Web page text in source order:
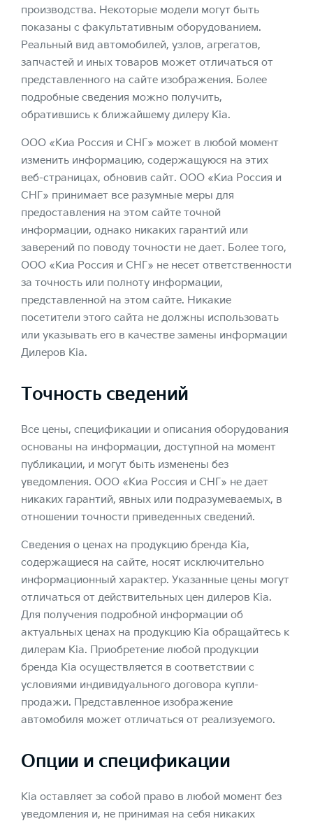
производства. Некоторые модели могут быть
показаны с факультативным оборудованием.
Реальный вид автомобилей, узлов, агрегатов,
запчастей и иных товаров может отличаться от
представленного на сайте изображения. Более
подробные сведения можно получить,
обратившись к ближайшему дилеру Kia.
ООО «Киа Россия и СНГ» может в любой момент
изменить информацию, содержащуюся на этих
веб-страницах, обновив сайт. ООО «Киа Россия и
СНГ» принимает все разумные меры для
предоставления на этом сайте точной
информации, однако никаких гарантий или
заверений по поводу точности не дает. Более того,
ООО «Киа Россия и СНГ» не несет ответственности
за точность или полноту информации,
представленной на этом сайте. Никакие
посетители этого сайта не должны использовать
или указывать его в качестве замены информации
Дилеров Kia.
Точность сведений
Все цены, спецификации и описания оборудования
основаны на информации, доступной на момент
публикации, и могут быть изменены без
уведомления. ООО «Киа Россия и СНГ» не дает
никаких гарантий, явных или подразумеваемых, в
отношении точности приведенных сведений.
Сведения о ценах на продукцию бренда Kia,
содержащиеся на сайте, носят исключительно
информационный характер. Указанные цены могут
отличаться от действительных цен дилеров Kia.
Для получения подробной информации об
актуальных ценах на продукцию Kia обращайтесь к
дилерам Kia. Приобретение любой продукции
бренда Kia осуществляется в соответствии с
условиями индивидуального договора купли-
продажи. Представленное изображение
автомобиля может отличаться от реализуемого.
Опции и спецификации
Kia оставляет за собой право в любой момент без
уведомления и, не принимая на себя никаких